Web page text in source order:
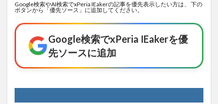
Google検索やAI検索でxPeria IEakerの記事を優先表示したい方は、 下の
ボタンから「優先ソース」に追加してください。
Google検索でxPeria IEakerを優
先ソースに追加